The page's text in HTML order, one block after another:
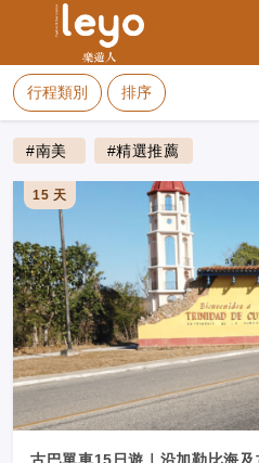
行程類別 排序
#南美 #精選推薦
15 天